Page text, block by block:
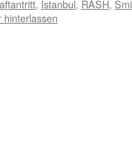
, Istanbul, RASH,
hinterlassen